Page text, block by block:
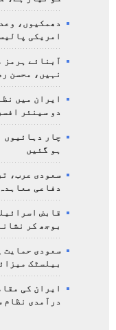
دھمکیوں،
امریکی
آبنائے ہرمز
نہیں، محسن
ایران میں
دو سینئر
چار دہائیوں
ہو گئیں
سعودی عرب،
دفاعی
قابض
بوجھ کر
سعودی حمایت
بیلسٹک
ایران کی
درآمدی نظام